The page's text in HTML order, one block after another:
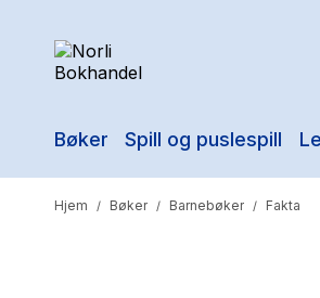
Bøker Spill og puslespill
Hjem / Bøker / Barnebøker / Fakta